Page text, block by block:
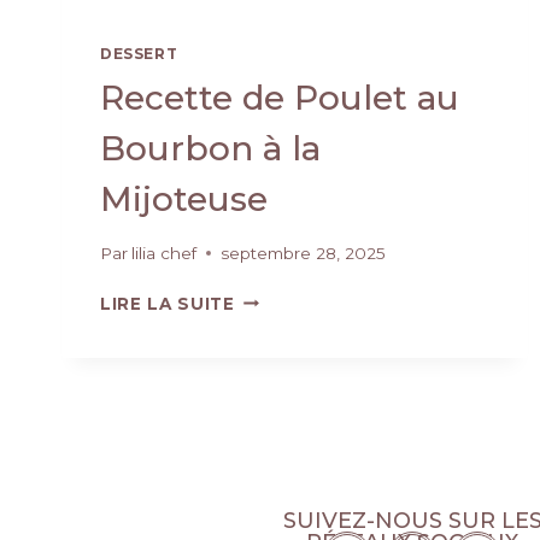
DESSERT
Recette de Poulet au
Bourbon à la
Mijoteuse
Par lilia chef septembre 28, 2025
LIRE LA SUITE
SUIVEZ-NOUS SUR LES